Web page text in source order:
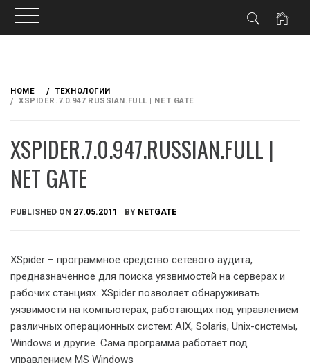
content
HOME
ТЕХНОЛОГИИ
XSPIDER.7.0.947.RUSSIAN.FULL | NET GATE
XSPIDER.7.0.947.RUSSIAN.FULL |
NET GATE
PUBLISHED ON 27.05.2011 BY NETGATE
XSpider – программное средство сетевого аудита,
предназначенное для поиска уязвимостей на серверах и
рабочих станциях. XSpider позволяет обнаруживать
уязвимости на компьютерах, работающих под управлением
различных операционных систем: AIX, Solaris, Unix-системы,
Windows и другие. Сама программа работает под
управлением MS Windows